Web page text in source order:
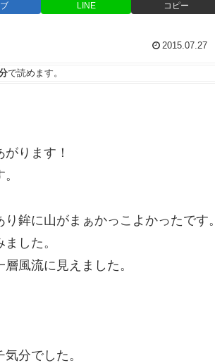
LINE コピー
2015.07.27
で読めます。
ります！
鉾に山がまぁかっこよかったです。
した。
風流に見えました。
分でした。